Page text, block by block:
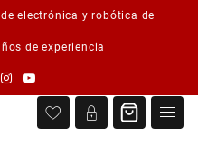
electrónica y robótica de
de experiencia